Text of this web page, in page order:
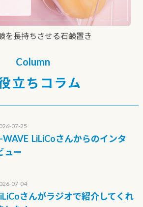
を長持ちさせる石鹸置き
Column
立ちコラム
07-25
WAVE LiLiCoさんからのインタ
ュー
07-04
さんがラジオで紹介してくれ